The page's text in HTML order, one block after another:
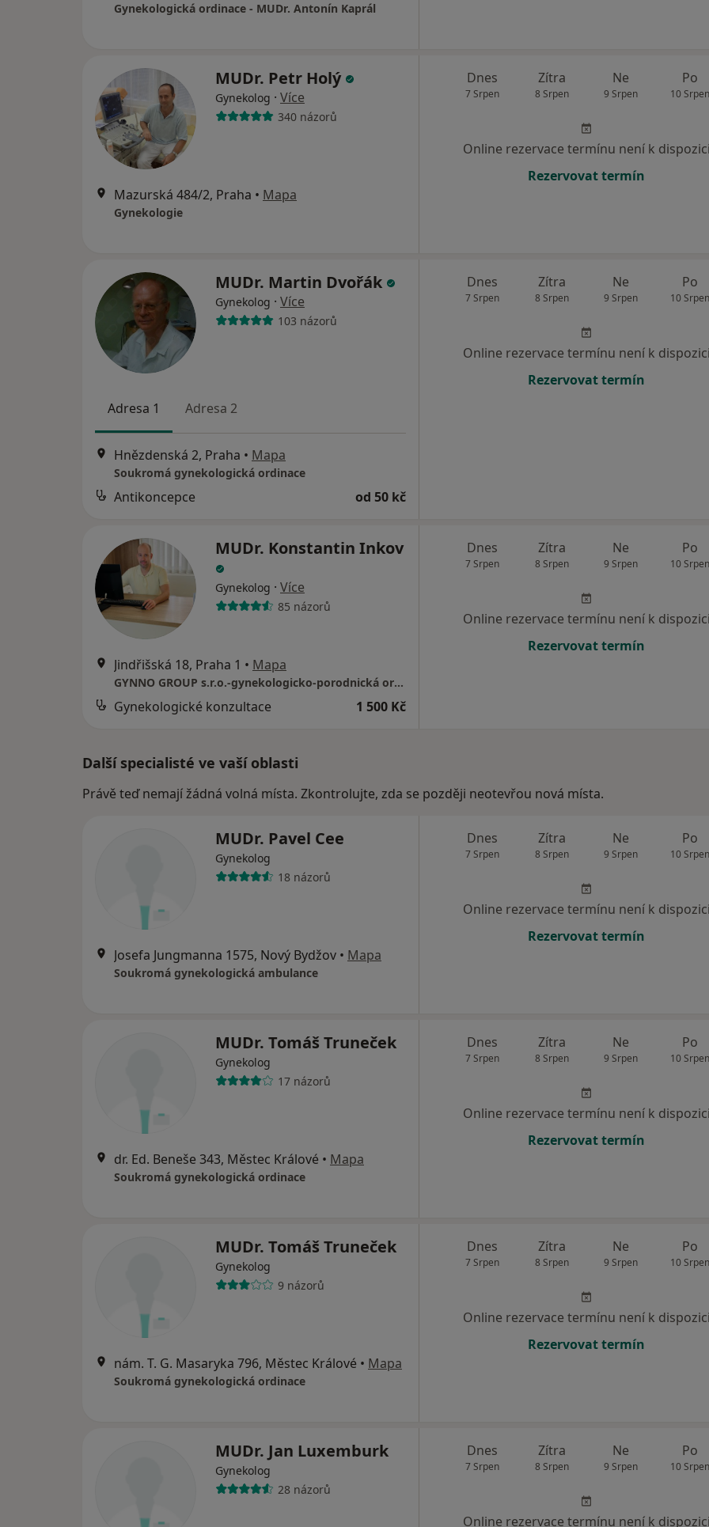
Gynekologická ordinace - MUDr. Antonín Kaprál
MUDr. Petr Holý
Gynekolog · Více
340 názorů
Mazurská 484/2, Praha • Mapa
Gynekologie
Dnes
7 Srpen
Zítra
8 Srpen
Ne
9 Srpen
Po
10 Srpen
Online rezervace termínu není k dispozici
Rezervovat termín
MUDr. Martin Dvořák
Gynekolog · Více
103 názorů
Adresa 1 Adresa 2
Hnězdenská 2, Praha • Mapa
Soukromá gynekologická ordinace
Antikoncepce od 50 kč
Dnes
7 Srpen
Zítra
8 Srpen
Ne
9 Srpen
Po
10 Srpen
Online rezervace termínu není k dispozici
Rezervovat termín
MUDr. Konstantin Inkov
Gynekolog · Více
85 názorů
Jindřišská 18, Praha 1 • Mapa
GYNNO GROUP s.r.o.-gynekologicko-porodnická ordinace
Gynekologické konzultace 1 500 Kč
Dnes
7 Srpen
Zítra
8 Srpen
Ne
9 Srpen
Po
10 Srpen
Online rezervace termínu není k dispozici
Rezervovat termín
Další specialisté ve vaší oblasti
Právě teď nemají žádná volná místa. Zkontrolujte, zda se později neotevřou nová místa.
MUDr. Pavel Cee
Gynekolog
18 názorů
Josefa Jungmanna 1575, Nový Bydžov • Mapa
Soukromá gynekologická ambulance
Dnes
7 Srpen
Zítra
8 Srpen
Ne
9 Srpen
Po
10 Srpen
Online rezervace termínu není k dispozici
Rezervovat termín
MUDr. Tomáš Truneček
Gynekolog
17 názorů
dr. Ed. Beneše 343, Městec Králové • Mapa
Soukromá gynekologická ordinace
Dnes
7 Srpen
Zítra
8 Srpen
Ne
9 Srpen
Po
10 Srpen
Online rezervace termínu není k dispozici
Rezervovat termín
MUDr. Tomáš Truneček
Gynekolog
9 názorů
nám. T. G. Masaryka 796, Městec Králové • Mapa
Soukromá gynekologická ordinace
Dnes
7 Srpen
Zítra
8 Srpen
Ne
9 Srpen
Po
10 Srpen
Online rezervace termínu není k dispozici
Rezervovat termín
MUDr. Jan Luxemburk
Gynekolog
28 názorů
Dnes
7 Srpen
Zítra
8 Srpen
Ne
9 Srpen
Po
10 Srpen
Online rezervace termínu není k dispozici